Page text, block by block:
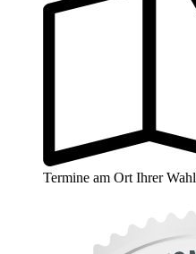
Termine am Ort Ihrer Wahl